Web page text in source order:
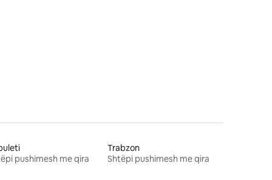
pushimesh me qira
Trabzon
Shtëpi pushimesh me qira